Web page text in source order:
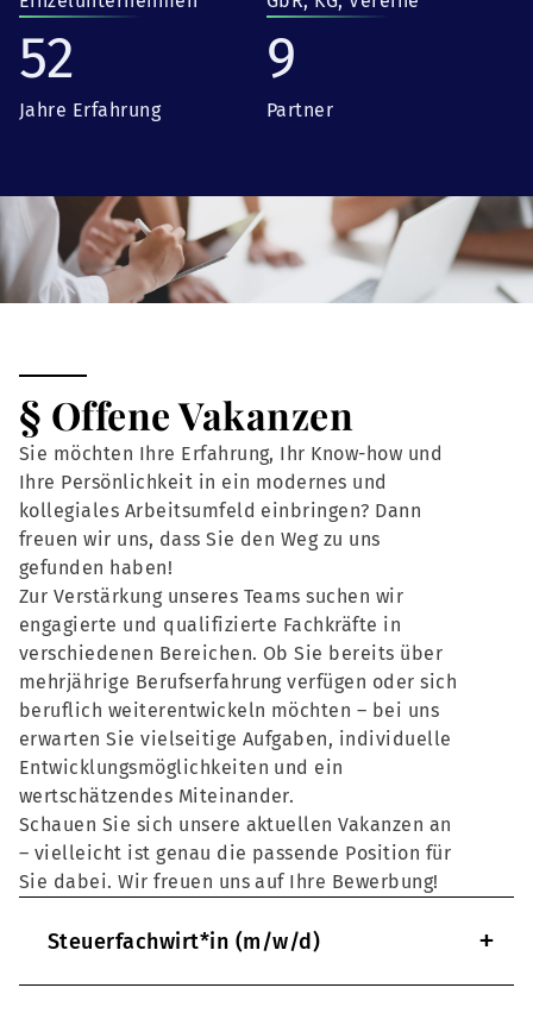
52
Jahre Erfahrung
9
Partner
§ Offene Vakanzen
Sie möchten Ihre Erfahrung, Ihr Know-how und
Ihre Persönlichkeit in ein modernes und
kollegiales Arbeitsumfeld einbringen? Dann
freuen wir uns, dass Sie den Weg zu uns
gefunden haben!
Zur Verstärkung unseres Teams suchen wir
engagierte und qualifizierte Fachkräfte in
verschiedenen Bereichen. Ob Sie bereits über
mehrjährige Berufserfahrung verfügen oder sich
beruflich weiterentwickeln möchten – bei uns
erwarten Sie vielseitige Aufgaben, individuelle
Entwicklungsmöglichkeiten und ein
wertschätzendes Miteinander.
Schauen Sie sich unsere aktuellen Vakanzen an
– vielleicht ist genau die passende Position für
Sie dabei. Wir freuen uns auf Ihre Bewerbung!
Steuerfachwirt*in (m/w/d) +